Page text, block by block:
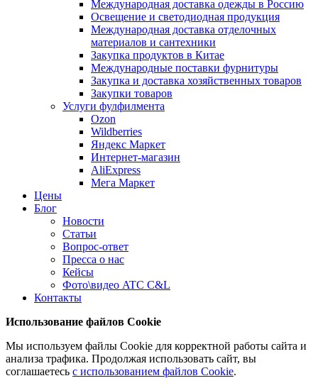
Международная доставка одежды в Россию
Освещение и светодиодная продукция
Международная доставка отделочных
материалов и сантехники
Закупка продуктов в Китае
Международные поставки фурнитуры
Закупка и доставка хозяйственных товаров
Закупки товаров
Услуги фулфилмента
Ozon
Wildberries
Яндекс Маркет
Интернет-магазин
AliExpress
Мега Маркет
Цены
Блог
Новости
Статьи
Вопрос-ответ
Пресса о нас
Кейсы
Фото\видео ATC C&L
Контакты
Использование файлов Cookie
Мы используем файлы Cookie для корректной работы сайта и
анализа трафика. Продолжая использовать сайт, вы
соглашаетесь с использованием файлов Cookie.